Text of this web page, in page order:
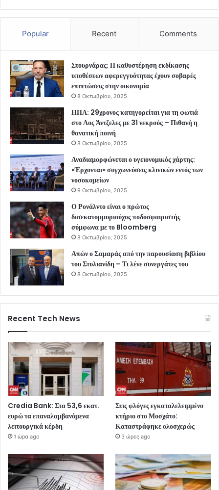
Popular Recent Comments
Στουρνάρας: Η καθυστέρηση εκδίκασης
υποθέσεων αφερεγγυότητας έχουν σοβαρές
επιπτώσεις στην οικονομία
8 Οκτωβρίου, 2025
ΗΠΑ: 29χρονος κατηγορείται για τη φωτιά
στο Λος Άντζελες με 31 νεκρούς – Πιθανή η
θανατική ποινή
8 Οκτωβρίου, 2025
Αναδιαμορφώνεται ο υγειονομικός χάρτης:
«Έρχονται» συγχωνεύσεις κλινικών εντός των
νοσοκομείων
9 Οκτωβρίου, 2025
Ο Ρονάλντο είναι ο πρώτος
δισεκατομμυριούχος ποδοσφαιριστής
σύμφωνα με το Bloomberg
8 Οκτωβρίου, 2025
Απών ο Σαμαράς από την παρουσίαση βιβλίου
του Στυλιανίδη – Τι λένε συνεργάτες του
8 Οκτωβρίου, 2025
Recent Tech News
Credia Bank: Στα 53,6 εκατ.
ευρώ τα επαναλαμβανόμενα
λειτουργικά κέρδη
1 ώρα ago
Στις φλόγες εγκαταλελειμμένο
κτήριο στο Μοσχάτο:
Καταστράφηκε ολοσχερώς
3 ώρες ago